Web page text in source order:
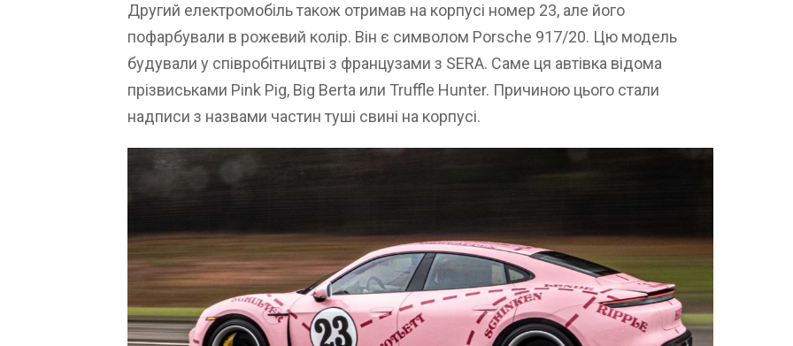
Другий електромобіль також отримав на корпусі номер 23, але його
пофарбували в рожевий колір. Він є символом Porsche 917/20. Цю модель
будували у співробітництві з французами з SERA. Саме ця автівка відома
прізвиськами Pink Pig, Big Berta или Truffle Hunter. Причиною цього стали
надписи з назвами частин туші свині на корпусі.